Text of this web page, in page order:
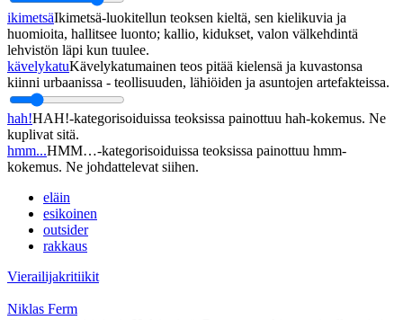
ikimetsäIkimetsä-luokitellun teoksen kieltä, sen kielikuvia ja
huomioita, hallitsee luonto; kallio, kidukset, valon välkehdintä
lehvistön läpi kun tuulee.
kävelykatuKävelykatumainen teos pitää kielensä ja kuvastonsa
kiinni urbaanissa - teollisuuden, lähiöiden ja asuntojen artefakteissa.
hah!HAH!-kategorisoiduissa teoksissa painottuu hah-kokemus. Ne
kuplivat sitä.
hmm...HMM…-kategorisoiduissa teoksissa painottuu hmm-
kokemus. Ne johdattelevat siihen.
eläin
esikoinen
outsider
rakkaus
Vierailijakritiikit
Niklas Ferm